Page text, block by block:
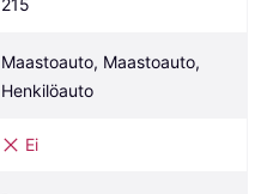
Maastoauto, Maastoauto,
Henkilöauto
Ei